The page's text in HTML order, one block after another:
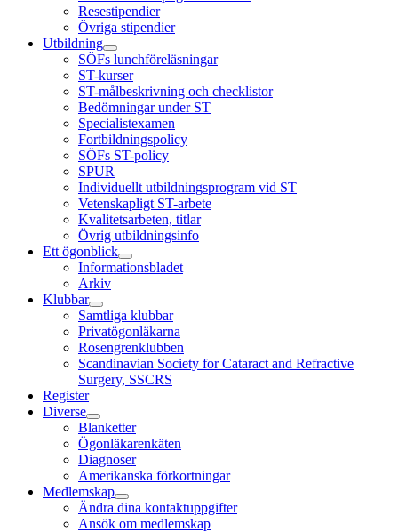
Resestipendier
Övriga stipendier
Utbildning
SÖFs lunchföreläsningar
ST-kurser
ST-målbeskrivning och checklistor
Bedömningar under ST
Specialistexamen
Fortbildningspolicy
SÖFs ST-policy
SPUR
Individuellt utbildningsprogram vid ST
Vetenskapligt ST-arbete
Kvalitetsarbeten, titlar
Övrig utbildningsinfo
Ett ögonblick
Informationsbladet
Arkiv
Klubbar
Samtliga klubbar
Privatögonläkarna
Rosengrenklubben
Scandinavian Society for Cataract and Refractive
Surgery, SSCRS
Register
Diverse
Blanketter
Ögonläkarenkäten
Diagnoser
Amerikanska förkortningar
Medlemskap
Ändra dina kontaktuppgifter
Ansök om medlemskap